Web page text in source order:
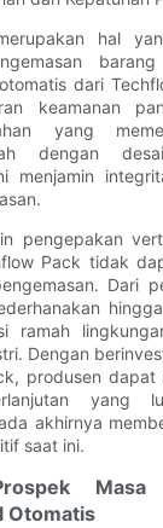
hal
dari
keamanan
yang
dengan
menjamin
pengepakan
Pack tidak
Dari
ramah
Dengan
produsen dapat
yang
akhirnya
saat ini.
Masa
Otomatis